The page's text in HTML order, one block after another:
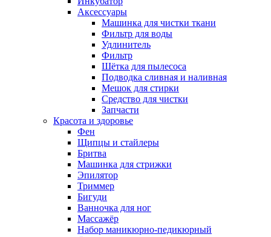
Аксессуары
Машинка для чистки ткани
Фильтр для воды
Удлинитель
Фильтр
Шётка для пылесоса
Подводка сливная и наливная
Мешок для стирки
Средство для чистки
Запчасти
Красота и здоровье
Фен
Щипцы и стайлеры
Бритва
Машинка для стрижки
Эпилятор
Триммер
Бигуди
Ванночка для ног
Массажёр
Набор маникюрно-педикюрный